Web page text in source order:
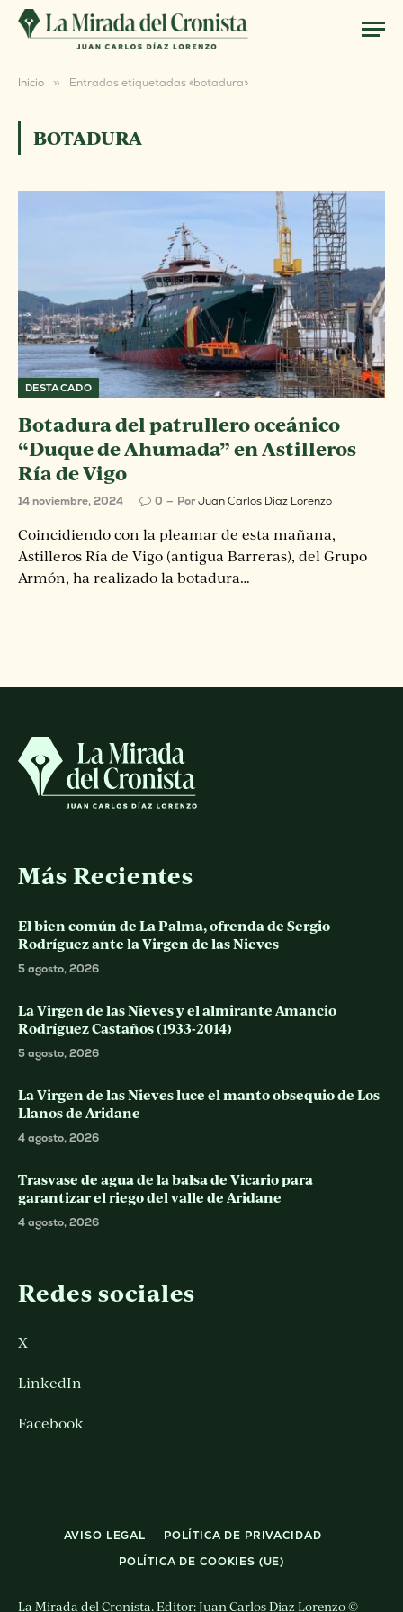
Inicio » Entradas etiquetadas «botadura»
BOTADURA
DESTACADO
Botadura del patrullero oceánico
“Duque de Ahumada” en Astilleros
Ría de Vigo
14 noviembre, 2024 0 PorJuan Carlos Diaz Lorenzo
Coincidiendo con la pleamar de esta mañana,
Astilleros Ría de Vigo (antigua Barreras), del Grupo
Armón, ha realizado la botadura…
Más Recientes
El bien común de La Palma, ofrenda de Sergio
Rodríguez ante la Virgen de las Nieves
5 agosto, 2026
La Virgen de las Nieves y el almirante Amancio
Rodríguez Castaños (1933-2014)
5 agosto, 2026
La Virgen de las Nieves luce el manto obsequio de Los
Llanos de Aridane
4 agosto, 2026
Trasvase de agua de la balsa de Vicario para
garantizar el riego del valle de Aridane
4 agosto, 2026
Redes sociales
X
LinkedIn
Facebook
AVISO LEGAL
POLÍTICA DE PRIVACIDAD
POLÍTICA DE COOKIES (UE)
La Mirada del Cronista. Editor: Juan Carlos Diaz Lorenzo ©